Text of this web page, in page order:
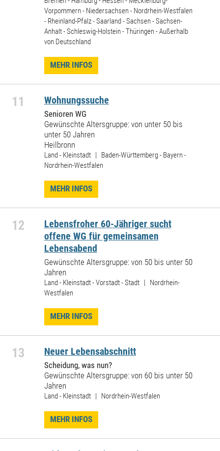
Vorpommern - Niedersachsen - Nordrhein-Westfalen
- Rheinland-Pfalz - Saarland - Sachsen - Sachsen-
Anhalt - Schleswig-Holstein - Thüringen - Außerhalb
von Deutschland
MEHR INFOS
11 Wohnungssuche
Senioren WG
Gewünschte Altersgruppe: von unter 50 bis
unter 50 Jahren
Heilbronn
Land - Kleinstadt | Baden-Württemberg - Bayern -
Nordrhein-Westfalen
MEHR INFOS
12
Lebensfroher 60-Jähriger sucht
offene WG für gemeinsamen
Lebensabend
Gewünschte Altersgruppe: von 50 bis unter 50
Jahren
Land - Kleinstadt - Vorstadt - Stadt | Nordrhein-
Westfalen
MEHR INFOS
13 Neuer Lebensabschnitt
Scheidung, was nun?
Gewünschte Altersgruppe: von 60 bis unter 50
Jahren
Land - Kleinstadt | Nordrhein-Westfalen
MEHR INFOS